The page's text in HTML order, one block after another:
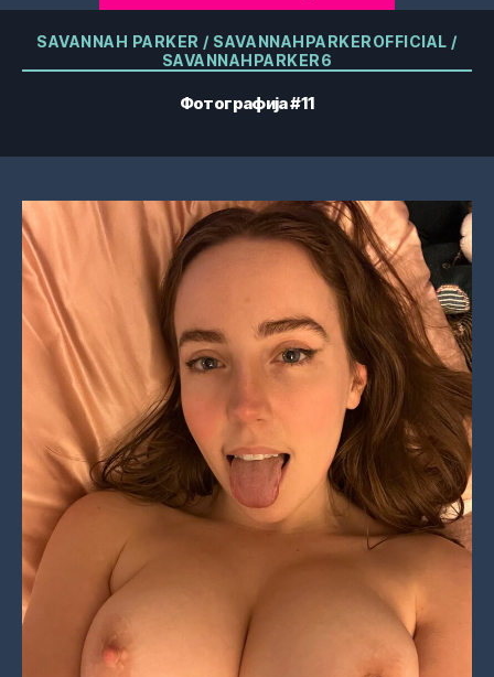
Категорије
SAVANNAH PARKER / SAVANNAHPARKEROFFICIAL /
SAVANNAHPARKER6
Фотографија #11